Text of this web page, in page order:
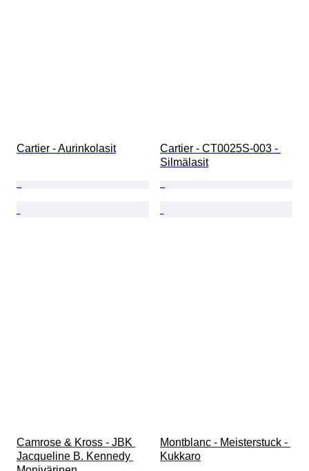
Cartier - Aurinkolasit
Cartier - CT0025S-003 -
Silmälasit
Camrose & Kross - JBK
Jacqueline B. Kennedy
Montblanc - Meisterstuck -
Kukkaro